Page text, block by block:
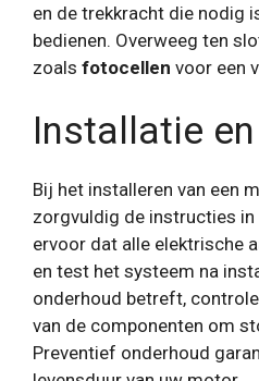
en de trekkracht die nodig
bedienen. Overweeg ten
zoals fotocellen voor een
Installatie
Bij het installeren van een
zorgvuldig de instructies
ervoor dat alle elektrische
en test het systeem na
onderhoud betreft,
van de componenten om
Preventief onderhoud